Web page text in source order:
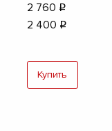
2 760 q
2 400 q
Купить